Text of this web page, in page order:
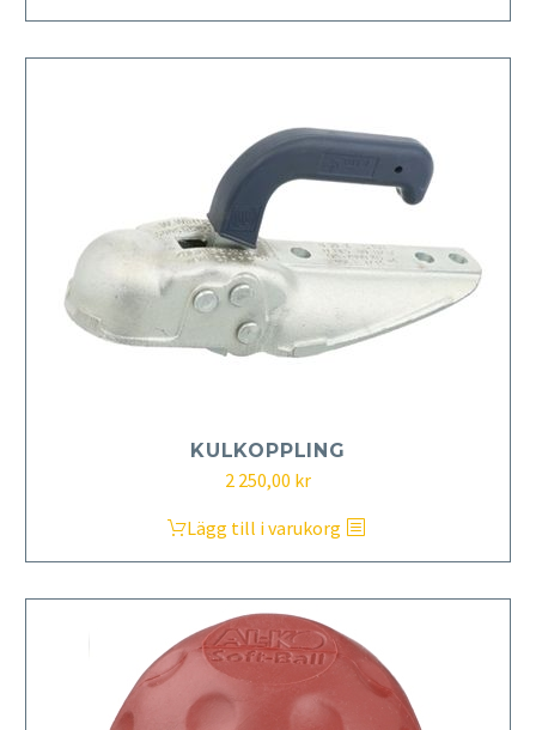
KULKOPPLING
2 250,00 kr
Lägg till i varukorg